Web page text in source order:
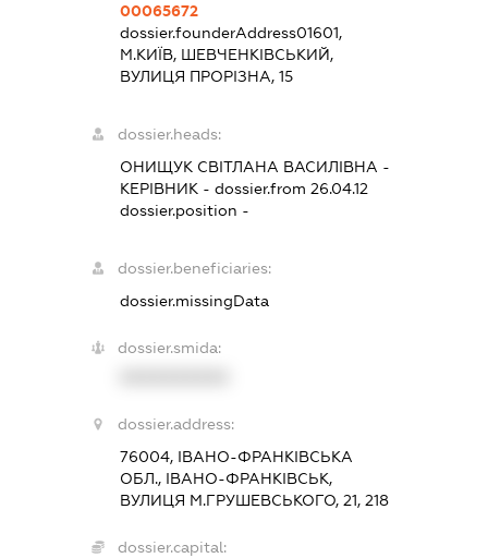
00065672
dossier.founderAddress01601,
М.КИЇВ, ШЕВЧЕНКІВСЬКИЙ,
ВУЛИЦЯ ПРОРІЗНА, 15
dossier.heads:
ОНИЩУК СВІТЛАНА ВАСИЛІВНА -
КЕРІВНИК - dossier.from 26.04.12
dossier.position -
dossier.beneficiaries:
dossier.missingData
dossier.smida:
dossier.address:
76004, ІВАНО-ФРАНКІВСЬКА
ОБЛ., ІВАНО-ФРАНКІВСЬК,
ВУЛИЦЯ М.ГРУШЕВСЬКОГО, 21, 218
dossier.capital: